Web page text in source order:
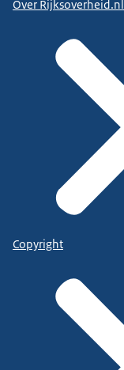
Over Rijksoverheid.nl
Copyright